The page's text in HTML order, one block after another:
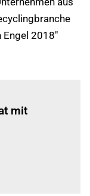
Engel 2018"
mit